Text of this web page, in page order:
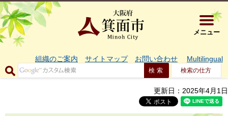
大阪府箕
メニュー
組織のご案内 サイトマップ お問い合わせ Multilingual
検索の仕方
更新日：2025年4月1日